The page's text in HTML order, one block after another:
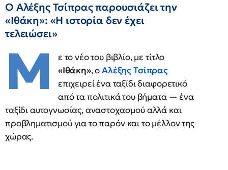
Ο Αλέξης Τσίπρας παρουσιάζει την
«Ιθάκη»: «Η ιστορία δεν έχει
τελειώσει»
Μ
ε το νέο του βιβλίο, με τίτλο
«Ιθάκη», οΑλέξης Τσίπρας
επιχειρεί ένα ταξίδι διαφορετικό
από τα πολιτικά του βήματα — ένα
ταξίδι αυτογνωσίας, αναστοχασμού αλλά και
προβληματισμού για το παρόν και το μέλλον της
χώρας.